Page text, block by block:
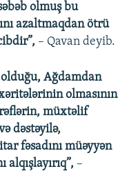
olmuş bu
azaltmaqdan ötrü
– Qavan deyib.
Ağdamdan
olmasının
müxtəlif
dəstəyilə,
fəsadını müəyyən
alqışlayırıq”, –